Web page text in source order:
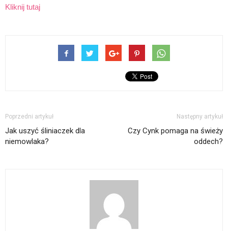
Kliknij tutaj
Poprzedni artykuł
Jak uszyć śliniaczek dla
niemowlaka?
Następny artykuł
Czy Cynk pomaga na świeży
oddech?